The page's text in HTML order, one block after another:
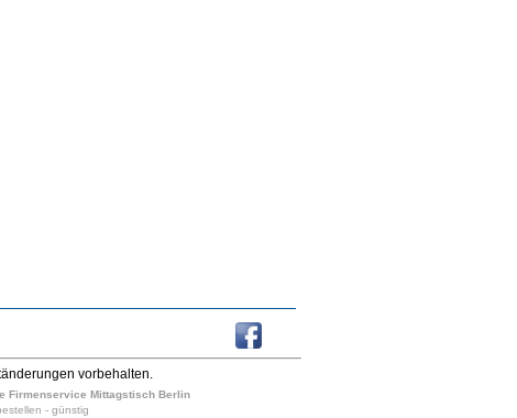
vorbehalten.
Firmenservice Mittagstisch Berlin
- günstig